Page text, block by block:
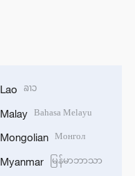
Lao ລາວ
Malay Bahasa Melayu
Mongolian Монгол
Myanmar မြန်မာဘာသာ